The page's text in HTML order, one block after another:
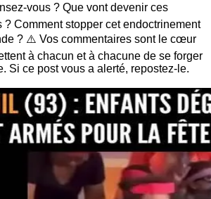
vous ? Que vont devenir ces
? Comment stopper cet endoctrinement
? ⚠️ Vos commentaires sont le cœur
à chacun et à chacune de se forger
Si ce post vous a alerté, repostez-le.